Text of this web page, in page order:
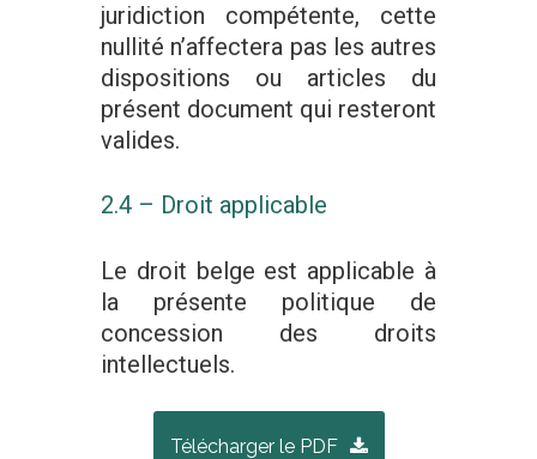
juridiction compétente, cette
nullité n’affectera pas les autres
dispositions ou articles du
présent document qui resteront
valides.
2.4 – Droit applicable
Le droit belge est applicable à
la présente politique de
concession des droits
intellectuels.
Télécharger le PDF